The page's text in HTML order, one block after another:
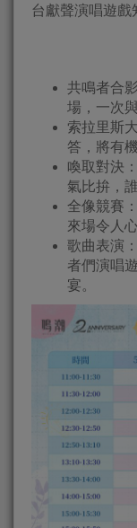
台獻聲演唱遊戲
共鳴者合
場，一次
索拉里斯
答，將有
喚取對決
氣比拚，
全像競賽
來場令人
歌曲表演
者們演唱
宴。